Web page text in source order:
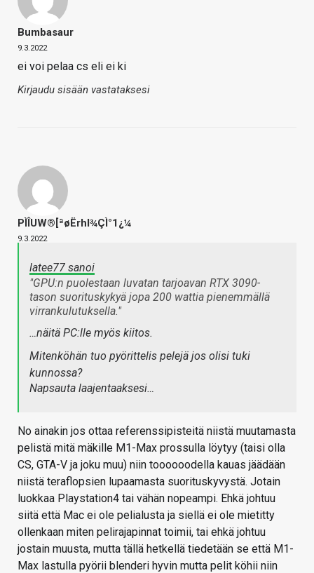
Bumbasaur
9.3.2022
ei voi pelaa cs eli ei ki
Kirjaudu sisään vastataksesi
PÌÎUW®[ªøËrhl¾ÇÌ°1¿¼
9.3.2022
latee77 sanoi
"GPU:n puolestaan luvatan tarjoavan RTX 3090-
tason suorituskykyä jopa 200 wattia pienemmällä
virrankulutuksella."
…näitä PC:lle myös kiitos.
Mitenköhän tuo pyörittelis pelejä jos olisi tuki
kunnossa?
Napsauta laajentaaksesi…
No ainakin jos ottaa referenssipisteitä niistä muutamasta
pelistä mitä mäkille M1-Max prossulla löytyy (taisi olla
CS, GTA-V ja joku muu) niin toooooodella kauas jäädään
niistä teraflopsien lupaamasta suorituskyvystä. Jotain
luokkaa Playstation4 tai vähän nopeampi. Ehkä johtuu
siitä että Mac ei ole pelialusta ja siellä ei ole mietitty
ollenkaan miten pelirajapinnat toimii, tai ehkä johtuu
jostain muusta, mutta tällä hetkellä tiedetään se että M1-
Max lastulla pyörii blenderi hyvin mutta pelit köhii niin